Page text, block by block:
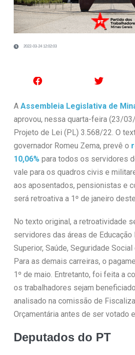
2022-03-24 12:02:03
A Assembleia Legislativa de
aprovou, nessa quarta-feira (23/
Projeto de Lei (PL) 3.568/22. O
governador Romeu Zema, prevê o
10,06% para todos os servidores
vale para os quadros civis e
aos aposentados, pensionistas e
será retroativa a 1º de janeiro deste
No texto original, a retroatividade
servidores das áreas de Educação
Superior, Saúde, Seguridade Social
Para as demais carreiras, o
1º de maio. Entretanto, foi feita a
os trabalhadores sejam
analisado na comissão de
Orçamentária antes de ser votado
Deputados do PT